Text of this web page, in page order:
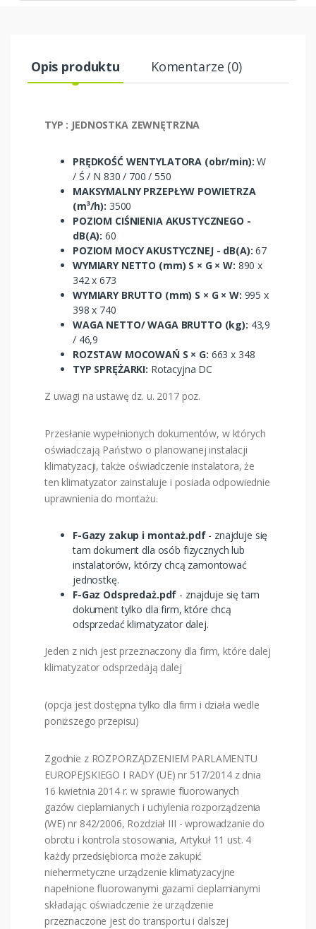
Opis produktu Komentarze (0)
TYP : JEDNOSTKA ZEWNĘTRZNA
PRĘDKOŚĆ WENTYLATORA (obr/min): W
/ Ś / N 830 / 700 / 550
MAKSYMALNY PRZEPŁYW POWIETRZA
(m³/h): 3500
POZIOM CIŚNIENIA AKUSTYCZNEGO -
dB(A): 60
POZIOM MOCY AKUSTYCZNEJ - dB(A): 67
WYMIARY NETTO (mm) S × G × W: 890 x
342 x 673
WYMIARY BRUTTO (mm) S × G × W: 995 x
398 x 740
WAGA NETTO/ WAGA BRUTTO (kg): 43,9
/ 46,9
ROZSTAW MOCOWAŃ S × G: 663 x 348
TYP SPRĘŻARKI: Rotacyjna DC
Z uwagi na ustawę dz. u. 2017 poz.
Przesłanie wypełnionych dokumentów, w których
oświadczają Państwo o planowanej instalacji
klimatyzacji, także oświadczenie instalatora, że
ten klimatyzator zainstaluje i posiada odpowiednie
uprawnienia do montażu.
F-Gazy zakup i montaż.pdf- znajduje się
tam dokument dla osób fizycznych lub
instalatorów, którzy chcą zamontować
jednostkę.
F-Gaz Odspredaż.pdf - znajduje się tam
dokument tylko dla firm, które chcą
odsprzedać klimatyzator dalej.
Jeden z nich jest przeznaczony dla firm, które dalej
klimatyzator odsprzedają dalej
(opcja jest dostępna tylko dla firm i działa wedle
poniższego przepisu)
Zgodnie z ROZPORZĄDZENIEM PARLAMENTU
EUROPEJSKIEGO I RADY (UE) nr 517/2014 z dnia
16 kwietnia 2014 r. w sprawie fluorowanych
gazów cieplarnianych i uchylenia rozporządzenia
(WE) nr 842/2006, Rozdział III - wprowadzanie do
obrotu i kontrola stosowania, Artykuł 11 ust. 4
każdy przedsiębiorca może zakupić
niehermetyczne urządzenie klimatyzacyjne
napełnione fluorowanymi gazami cieplarnianymi
składając oświadczenie że urządzenie
przeznaczone jest do transportu i dalszej